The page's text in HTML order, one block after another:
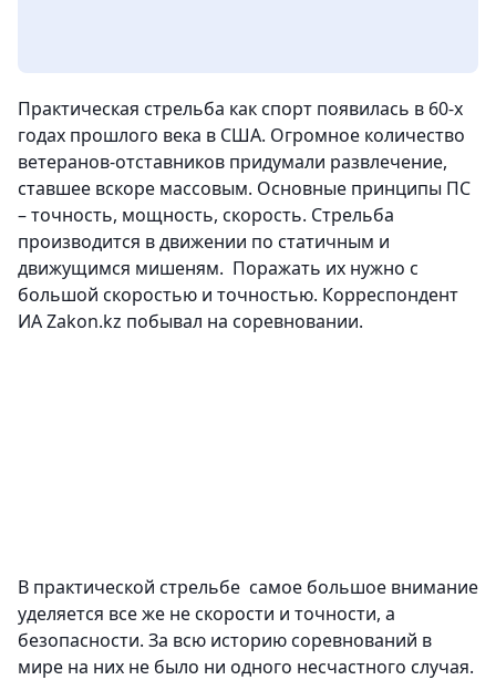
Практическая стрельба как спорт появилась в 60-х
годах прошлого века в США. Огромное количество
ветеранов-отставников придумали развлечение,
ставшее вскоре массовым. Основные принципы ПС
– точность, мощность, скорость. Стрельба
производится в движении по статичным и
движущимся мишеням. Поражать их нужно с
большой скоростью и точностью. Корреспондент
ИА Zakon.kz побывал на соревновании.
В практической стрельбе самое большое внимание
уделяется все же не скорости и точности, а
безопасности. За всю историю соревнований в
мире на них не было ни одного несчастного случая.